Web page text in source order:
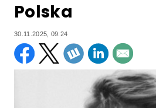
Polska
30.11.2025, 09:24